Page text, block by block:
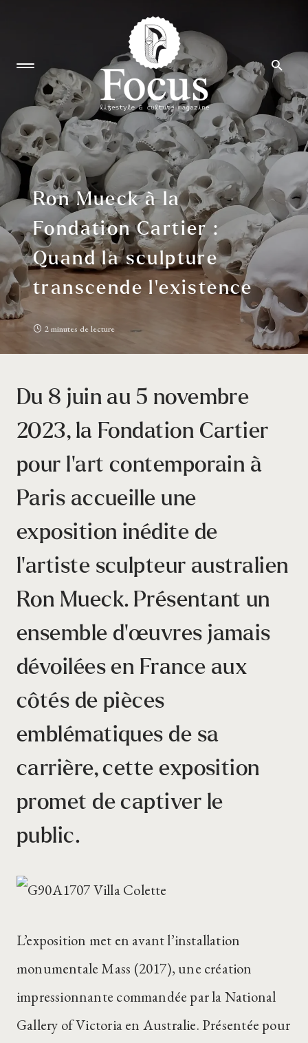
Ron Mueck à la
Fondation Cartier :
Quand la sculpture
transcende l’existence
2 minutes de lecture
Du 8 juin au 5 novembre
2023, la Fondation Cartier
pour l’art contemporain à
Paris accueille une
exposition inédite de
l’artiste sculpteur australien
Ron Mueck. Présentant un
ensemble d’œuvres jamais
dévoilées en France aux
côtés de pièces
emblématiques de sa
carrière, cette exposition
promet de captiver le
public.
L’exposition met en avant l’installation
monumentale Mass (2017), une création
impressionnante commandée par la National
Gallery of Victoria en Australie. Présentée pour